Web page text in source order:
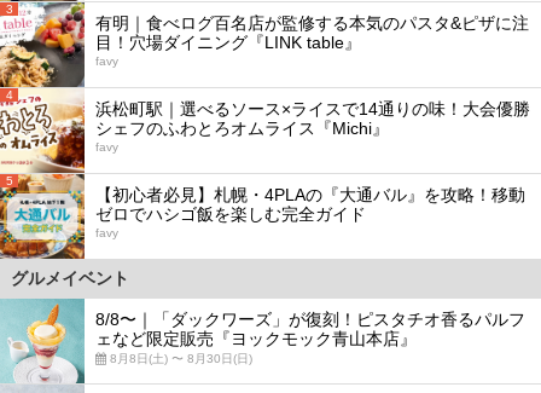
3
有明｜食べログ百名店が監修する本気のパスタ&ピザに注
目！穴場ダイニング『LINK table』
favy
4
浜松町駅｜選べるソース×ライスで14通りの味！大会優勝
シェフのふわとろオムライス『Michi』
favy
5
【初心者必見】札幌・4PLAの『大通バル』を攻略！移動
ゼロでハシゴ飯を楽しむ完全ガイド
favy
グルメイベント
8/8〜｜「ダックワーズ」が復刻！ピスタチオ香るパルフ
ェなど限定販売『ヨックモック青山本店』
8月8日(土) 〜 8月30日(日)